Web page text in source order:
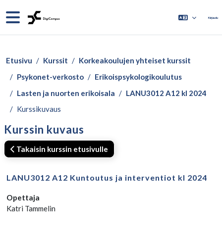
Sivupaneeli Kirjaudu
Etusivu Kurssit
Korkeakoulujen yhteiset kurssit
Psykonet-verkosto
Erikoispsykologikoulutus
Lasten ja nuorten erikoisala
LANU3012 A12 kl 2024
Kurssikuvaus
Kurssin kuvaus
Takaisin kurssin etusivulle
LANU3012 A12 Kuntoutus ja interventiot kl 2024
Opettaja
Katri Tammelin